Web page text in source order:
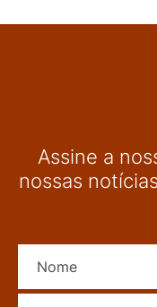
Assine a
nossas